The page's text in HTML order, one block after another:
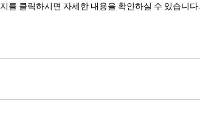
를 클릭하시면 자세한 내용을 확인하실 수 있습니다.